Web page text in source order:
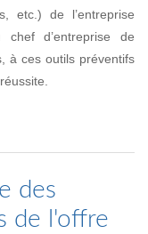
etc.) de l’entreprise
d’entreprise de
à ces outils préventifs
des
de l'offre